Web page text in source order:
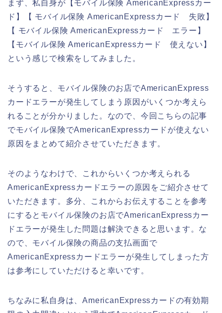
まず、私自身が【モバイル保険 AmericanExpressカー
ド】【 モバイル保険 AmericanExpressカード 失敗】
【 モバイル保険 AmericanExpressカード エラー】
【モバイル保険 AmericanExpressカード 使えない】
という感じで検索をしてみました。
そうすると、モバイル保険のお店でAmericanExpress
カードエラーが発生してしまう原因がいくつか考えら
れることが分かりました。なので、今回こちらの記事
でモバイル保険でAmericanExpressカードが使えない
原因をまとめて紹介させていただきます。
そのようなわけで、これからいくつか考えられる
AmericanExpressカードエラーの原因をご紹介させて
いただきます。多分、これからお伝えすることを参考
にするとモバイル保険のお店でAmericanExpressカー
ドエラーが発生した問題は解決できると思います。な
ので、モバイル保険の商品の支払画面で
AmericanExpressカードエラーが発生してしまった方
は参考にしていただけると幸いです。
ちなみに私自身は、AmericanExpressカードの有効期